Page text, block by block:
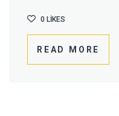
READ MORE
0 LIKES